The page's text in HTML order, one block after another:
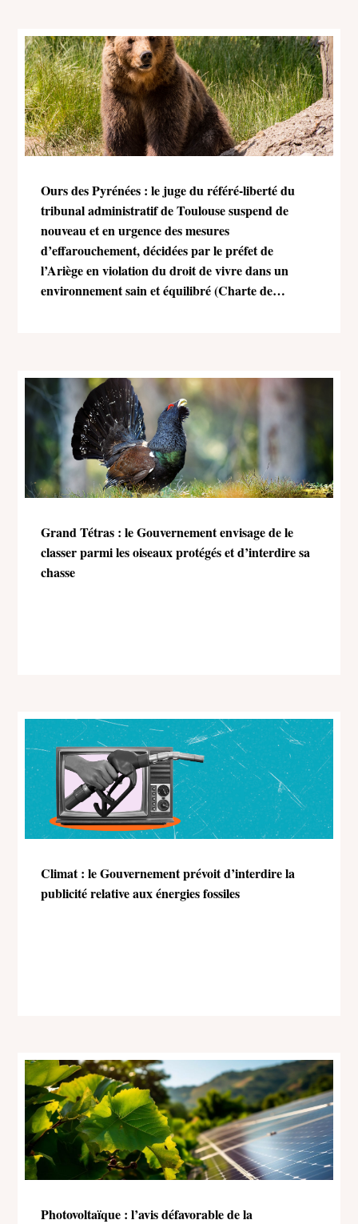
Ours des Pyrénées : le juge du référé-liberté du
tribunal administratif de Toulouse suspend de
nouveau et en urgence des mesures
d’effarouchement, décidées par le préfet de
l’Ariège en violation du droit de vivre dans un
environnement sain et équilibré (Charte de
Grand Tétras : le Gouvernement envisage de le
classer parmi les oiseaux protégés et d’interdire sa
chasse
Climat : le Gouvernement prévoit d’interdire la
publicité relative aux énergies fossiles
Photovoltaïque : l’avis défavorable de la